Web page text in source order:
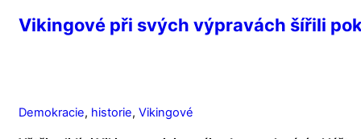
Vikingové při svých výpravách šířili
Demokracie, historie, Vikingové